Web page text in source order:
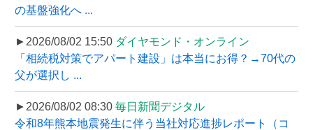
の基盤強化へ ...
►2026/08/02 15:50 ダイヤモンド・オンライン
「相続税対策でアパート建設」は本当にお得？→70代の
父が選択し ...
►2026/08/02 08:30 毎日新聞デジタル
令和8年熊本地震発生に伴う当社対応進捗レポート（コ